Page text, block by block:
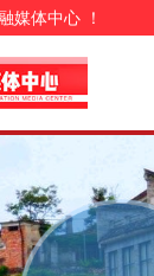
媒体中心 ！